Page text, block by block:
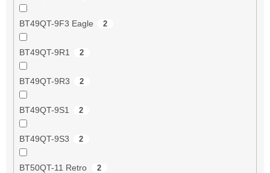
BT49QT-9F3 Eagle 2
BT49QT-9R1 2
BT49QT-9R3 2
BT49QT-9S1 2
BT49QT-9S3 2
BT50QT-11 Retro 2